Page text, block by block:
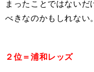
まったことではない
べきなのかもしれない。
２位＝浦和レッズ